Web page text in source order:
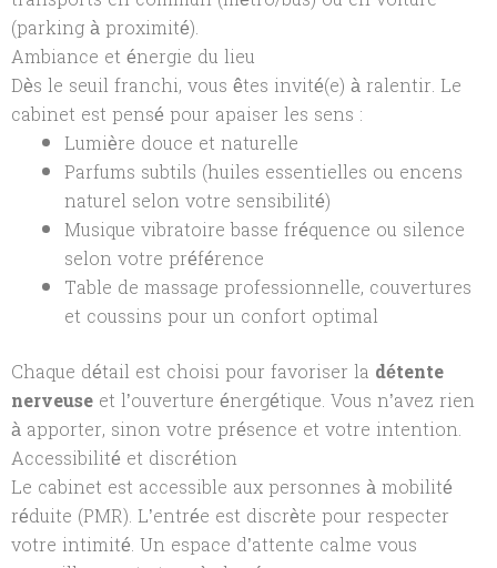
(parking à proximité).
Ambiance et énergie du lieu
Dès le seuil franchi, vous êtes invité(e) à ralentir. Le
cabinet est pensé pour apaiser les sens :
Lumière douce et naturelle
Parfums subtils (huiles essentielles ou encens
naturel selon votre sensibilité)
Musique vibratoire basse fréquence ou silence
selon votre préférence
Table de massage professionnelle, couvertures
et coussins pour un confort optimal
Chaque détail est choisi pour favoriser la détente
nerveuse et l’ouverture énergétique. Vous n’avez rien
à apporter, sinon votre présence et votre intention.
Accessibilité et discrétion
Le cabinet est accessible aux personnes à mobilité
réduite (PMR). L’entrée est discrète pour respecter
votre intimité. Un espace d’attente calme vous